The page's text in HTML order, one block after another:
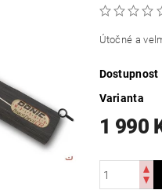
Útočné a
Dostupnost
Varianta
1 990